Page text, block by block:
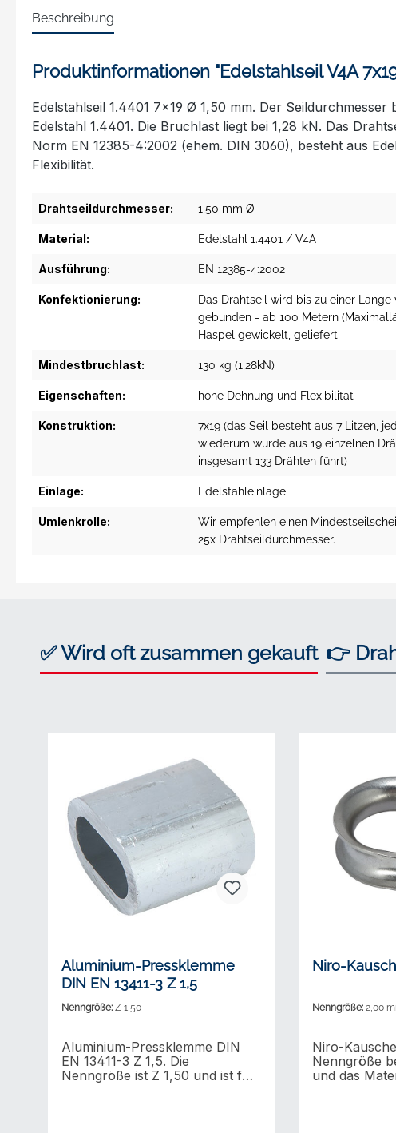
Beschreibung
Produktinformationen "Edelstahlseil V4A
Edelstahlseil 1.4401 7x19 Ø 1,50 mm. Der
Edelstahl 1.4401. Die Bruchlast liegt bei 1,28 kN. Das
Norm EN 12385-4:2002 (ehem. DIN 3060), besteht aus
Flexibilität.
Drahtseildurchmesser: 1,50 mm Ø
Material: Edelstahl 1.4401 / V4A
Ausführung: EN 12385-4:2002
Konfektionierung:
Das Drahtseil wird bis zu einer Länge
gebunden - ab 100 Metern
Haspel gewickelt, geliefert
Mindestbruchlast: 130 kg (1,28kN)
Eigenschaften: hohe Dehnung und Flexibilität
Konstruktion:
7x19 (das Seil besteht aus 7 Litzen,
wiederum wurde aus 19 einzelnen
insgesamt 133 Drähten führt)
Einlage: Edelstahleinlage
Umlenkrolle:
Wir empfehlen einen
25x Drahtseildurchmesser.
✅ Wird oft zusammen gekauft 👉
Aluminium-Pressklemme
DIN EN 13411-3 Z 1,5
Nenngröße: Z 1,50
Aluminium-Pressklemme DIN
EN 13411-3 Z 1,5. Die
Nenngröße ist Z 1,50 und ist für
Niro-
Nenngröße: 2,00
Niro-
Nenngröße
und das